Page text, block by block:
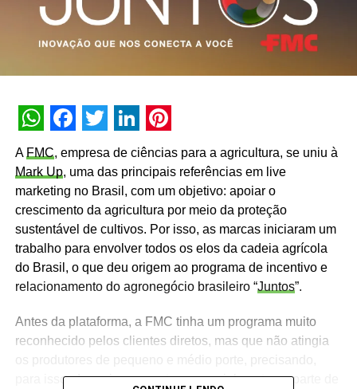
WhatsApp
Facebook
Twitter
LinkedIn
Pinterest
A FMC, empresa de ciências para a agricultura, se uniu à
Mark Up, uma das principais referências em live
marketing no Brasil, com um objetivo: apoiar o
crescimento da agricultura por meio da proteção
sustentável de cultivos. Por isso, as marcas iniciaram um
trabalho para envolver todos os elos da cadeia agrícola
do Brasil, o que deu origem ao programa de incentivo e
relacionamento do agronegócio brasileiro “Juntos”.
Antes da plataforma, a FMC tinha um programa muito
reconhecido pelos clientes diretos, mas que não atingia
para isso, de aprimoramentos, especialmente na parte de